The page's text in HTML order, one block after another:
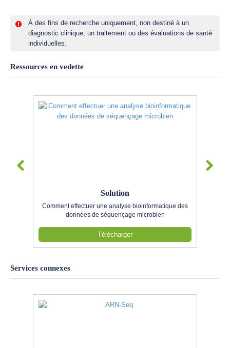
À des fins de recherche uniquement, non destiné à un
diagnostic clinique, un traitement ou des évaluations de santé
individuelles.
Ressources en vedette
Solution
Comment effectuer une analyse bioinformatique des
données de séquençage microbien
Télécharger
Services connexes